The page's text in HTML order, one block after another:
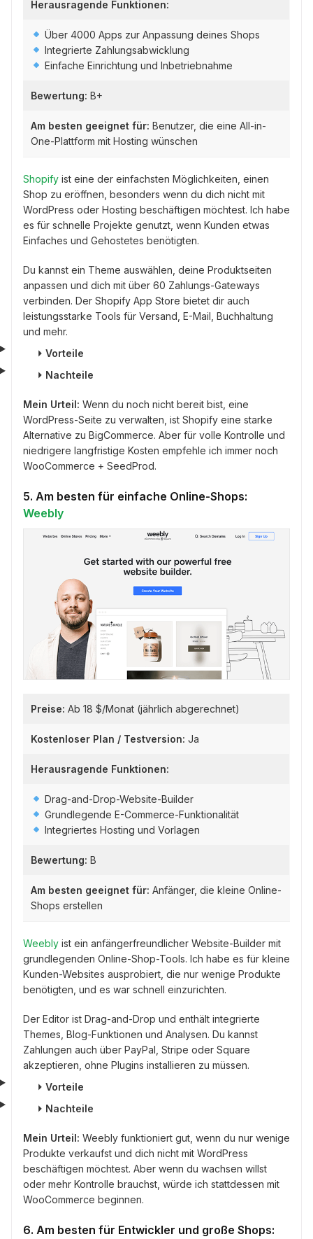
Herausragende Funktionen:
Über 4000 Apps zur Anpassung deines Shops
Integrierte Zahlungsabwicklung
Einfache Einrichtung und Inbetriebnahme
Bewertung: B+
Am besten geeignet für: Benutzer, die eine All-in-
One-Plattform mit Hosting wünschen
Shopify ist eine der einfachsten Möglichkeiten, einen
Shop zu eröffnen, besonders wenn du dich nicht mit
WordPress oder Hosting beschäftigen möchtest. Ich habe
es für schnelle Projekte genutzt, wenn Kunden etwas
Einfaches und Gehostetes benötigten.
Du kannst ein Theme auswählen, deine Produktseiten
anpassen und dich mit über 60 Zahlungs-Gateways
verbinden. Der Shopify App Store bietet dir auch
leistungsstarke Tools für Versand, E-Mail, Buchhaltung
und mehr.
⏵ Vorteile
⏵ Nachteile
Mein Urteil: Wenn du noch nicht bereit bist, eine
WordPress-Seite zu verwalten, ist Shopify eine starke
Alternative zu BigCommerce. Aber für volle Kontrolle und
niedrigere langfristige Kosten empfehle ich immer noch
WooCommerce + SeedProd.
5. Am besten für einfache Online-Shops:
Weebly
Preise: Ab 18 $/Monat (jährlich abgerechnet)
Kostenloser Plan / Testversion: Ja
Herausragende Funktionen:
Drag-and-Drop-Website-Builder
Grundlegende E-Commerce-Funktionalität
Integriertes Hosting und Vorlagen
Bewertung: B
Am besten geeignet für: Anfänger, die kleine Online-
Shops erstellen
Weebly ist ein anfängerfreundlicher Website-Builder mit
grundlegenden Online-Shop-Tools. Ich habe es für kleine
Kunden-Websites ausprobiert, die nur wenige Produkte
benötigten, und es war schnell einzurichten.
Der Editor ist Drag-and-Drop und enthält integrierte
Themes, Blog-Funktionen und Analysen. Du kannst
Zahlungen auch über PayPal, Stripe oder Square
akzeptieren, ohne Plugins installieren zu müssen.
⏵ Vorteile
⏵ Nachteile
Mein Urteil: Weebly funktioniert gut, wenn du nur wenige
Produkte verkaufst und dich nicht mit WordPress
beschäftigen möchtest. Aber wenn du wachsen willst
oder mehr Kontrolle brauchst, würde ich stattdessen mit
WooCommerce beginnen.
6. Am besten für Entwickler und große Shops: